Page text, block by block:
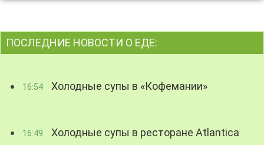
ПОСЛЕДНИЕ НОВОСТИ О ЕДЕ:
16:54 Холодные супы в «Кофемании»
16:49 Холодные супы в ресторане Atlantica